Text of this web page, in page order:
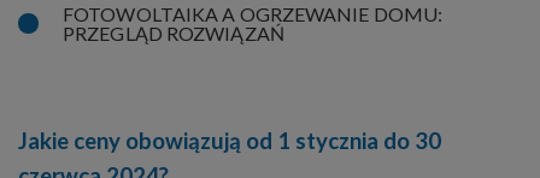
FOTOWOLTAIKA A OGRZEWANIE DOMU:
PRZEGLĄD ROZWIĄZAŃ
Jakie ceny obowiązują od 1 stycznia do 30